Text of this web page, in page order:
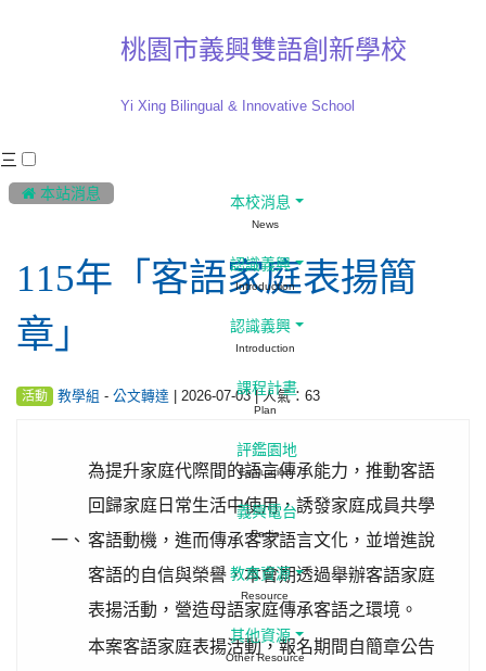
:::
 本站消息
115年「客語家庭表揚簡
章」
活動 教學組 - 公文轉達 | 2026-07-03 | 人氣：63
一、
為提升家庭代際間的語言傳承能力，推動客語
回歸家庭日常生活中使用，誘發家庭成員共學
客語動機，進而傳承客家語言文化，並增進說
客語的自信與榮譽，本會期透過舉辦客語家庭
表揚活動，營造母語家庭傳承客語之環境。
本案客語家庭表揚活動，報名期間自簡章公告
桃園市義興雙語創新學校
Yi Xing Bilingual & Innovative School
三
本校消息
News
認識義興
Introduction
認識義興
Introduction
課程計畫
Plan
評鑑園地
Evaluation
義興電台
Radio
教育資源
Resource
其他資源
Other Resource